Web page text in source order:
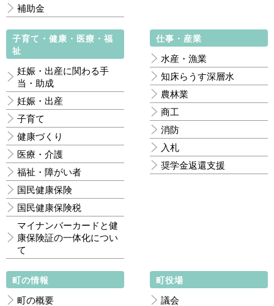
補助金
子育て・健康・医療・福
祉
妊娠・出産に関わる手
当・助成
妊娠・出産
子育て
健康づくり
医療・介護
福祉・障がい者
国民健康保険
国民健康保険税
マイナンバーカードと健
康保険証の一体化につい
て
仕事・産業
水産・漁業
知床らうす深層水
農林業
商工
消防
入札
奨学金返還支援
町の情報
町の概要
町役場
議会